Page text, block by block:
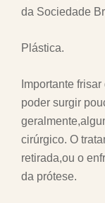
da Sociedade
Plástica.
Importante
poder surgir
cirúrgico. O
retirada,ou o
da prótese.